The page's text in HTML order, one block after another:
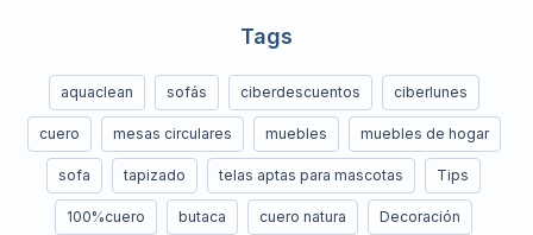
Tags
aquaclean sofás ciberdescuentos ciberlunes
cuero mesas circulares muebles muebles de hogar
sofa tapizado telas aptas para mascotas Tips
100%cuero butaca cuero natura Decoración